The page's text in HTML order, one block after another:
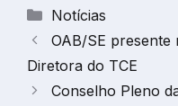
Categorias
Notícias
OAB/SE presente
Diretora do TCE
Conselho Pleno